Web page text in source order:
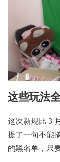
这些玩法
这次新规比 3
提了一句不能
的黑名单，只